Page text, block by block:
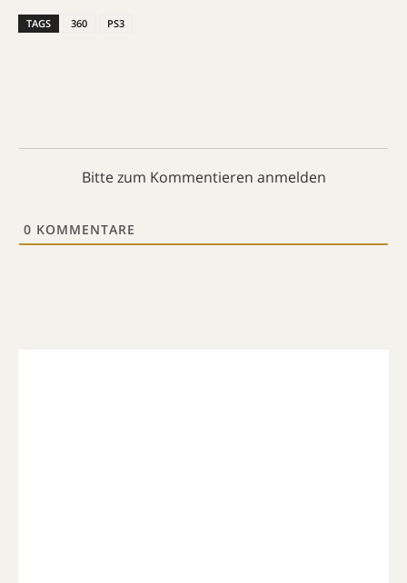
TAGS 360 PS3
Bitte zum Kommentieren anmelden
0 KOMMENTARE